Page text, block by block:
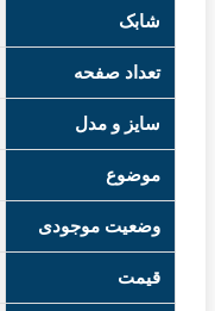
شابک
تعداد صفحه
سایز و مدل
موضوع
وضعیت موجودی
قیمت